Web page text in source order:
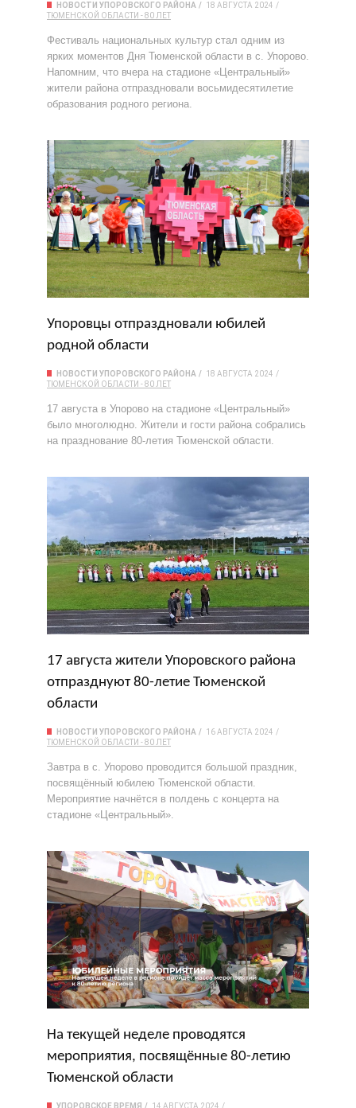
НОВОСТИ УПОРОВСКОГО РАЙОНА
18 АВГУСТА 2024
ТЮМЕНСКОЙ ОБЛАСТИ - 80 ЛЕТ
Фестиваль национальных культур стал одним из
ярких моментов Дня Тюменской области в с. Упорово.
Напомним, что вчера на стадионе «Центральный»
жители района отпраздновали восьмидесятилетие
образования родного региона.
Упоровцы отпраздновали юбилей
родной области
НОВОСТИ УПОРОВСКОГО РАЙОНА
18 АВГУСТА 2024
ТЮМЕНСКОЙ ОБЛАСТИ - 80 ЛЕТ
17 августа в Упорово на стадионе «Центральный»
было многолюдно. Жители и гости района собрались
на празднование 80-летия Тюменской области.
17 августа жители Упоровского района
отпразднуют 80-летие Тюменской
области
НОВОСТИ УПОРОВСКОГО РАЙОНА
16 АВГУСТА 2024
ТЮМЕНСКОЙ ОБЛАСТИ - 80 ЛЕТ
Завтра в с. Упорово проводится большой праздник,
посвящённый юбилею Тюменской области.
Мероприятие начнётся в полдень с концерта на
стадионе «Центральный».
На текущей неделе проводятся
мероприятия, посвящённые 80-летию
Тюменской области
УПОРОВСКОЕ ВРЕМЯ
14 АВГУСТА 2024